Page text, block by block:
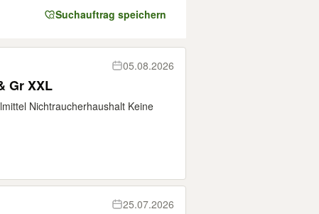
Suchauftrag speichern
05.08.2026
Gr XXL
Nichtraucherhaushalt Keine
25.07.2026